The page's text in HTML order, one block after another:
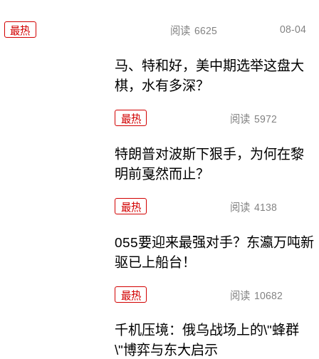
最热 阅读 6625 08-04
马、特和好，美中期选举这盘大
棋，水有多深？
最热 阅读 5972
特朗普对波斯下狠手，为何在黎
明前戛然而止？
最热 阅读 4138
055要迎来最强对手？东瀛万吨新
驱已上船台！
最热 阅读 10682
千机压境：俄乌战场上的\"蜂群
\"博弈与东大启示